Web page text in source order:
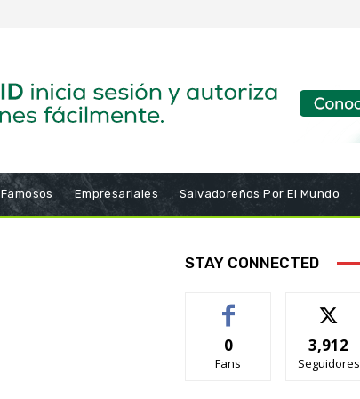
Famosos Empresariales Salvadoreños Por El Mundo
STAY CONNECTED
0
Fans
3,912
Seguidores